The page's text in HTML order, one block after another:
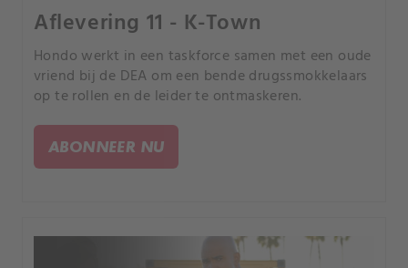
Aflevering 11 - K-Town
Hondo werkt in een taskforce samen met een oude
vriend bij de DEA om een bende drugssmokkelaars
op te rollen en de leider te ontmaskeren.
ABONNEER NU